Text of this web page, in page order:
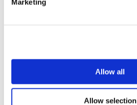
Marketing
Allow all
Allow selection
Творческий вечер
Наше спецпредложение
Применить